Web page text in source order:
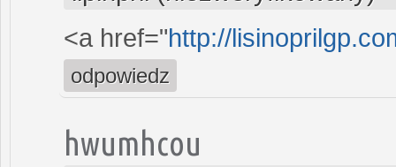
<a href="http://
odpowiedz
hwumhcou